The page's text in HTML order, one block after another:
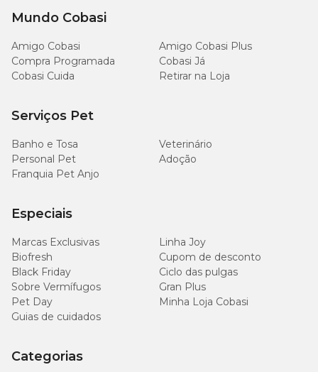
Mundo Cobasi
Amigo Cobasi
Amigo Cobasi Plus
Compra Programada
Cobasi Já
Cobasi Cuida
Retirar na Loja
Serviços Pet
Banho e Tosa
Veterinário
Personal Pet
Adoção
Franquia Pet Anjo
Especiais
Marcas Exclusivas
Linha Joy
Biofresh
Cupom de desconto
Black Friday
Ciclo das pulgas
Sobre Vermífugos
Gran Plus
Pet Day
Minha Loja Cobasi
Guias de cuidados
Categorias